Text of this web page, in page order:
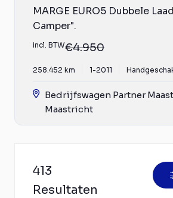
MARGE EURO5 Dubbele
Camper".
incl. BTW€4.950
258.452 km 1-2011
Bedrijfswagen Partner
Maastricht
413
Resultaten